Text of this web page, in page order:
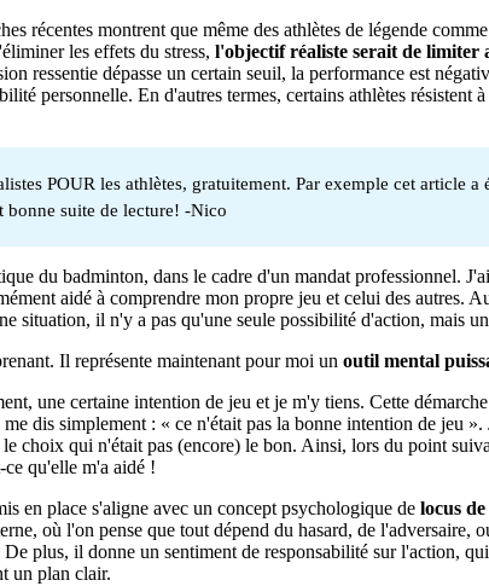
récentes montrent que même des athlètes de légende
les effets du stress, l'objectif réaliste serait de limiter
ressentie dépasse un certain seuil, la performance est
personnelle. En d'autres termes, certains athlètes résistent
POUR les athlètes, gratuitement. Par exemple cet article
bonne suite de lecture! -Nico
du badminton, dans le cadre d'un mandat professionnel.
aidé à comprendre mon propre jeu et celui des autres.
situation, il n'y a pas qu'une seule possibilité d'action, mais
Il représente maintenant pour moi un outil mental
une certaine intention de jeu et je m'y tiens. Cette
dis simplement : « ce n'était pas la bonne intention de jeu
choix qui n'était pas (encore) le bon. Ainsi, lors du point
ce qu'elle m'a aidé !
en place s'aligne avec un concept psychologique de locus
où l'on pense que tout dépend du hasard, de
plus, il donne un sentiment de responsabilité sur l'action,
un plan clair.